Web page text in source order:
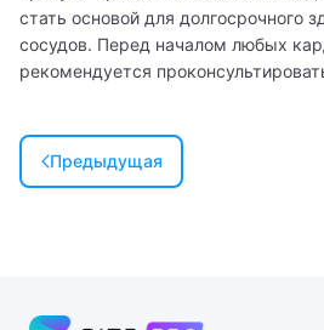
стать основой для долгосрочного
сосудов. Перед началом любых
рекомендуется
Предыдущая
Врач эфферентной терапии
Врач-косметолог
Гастроэнтеролог
Гастроэнтерология